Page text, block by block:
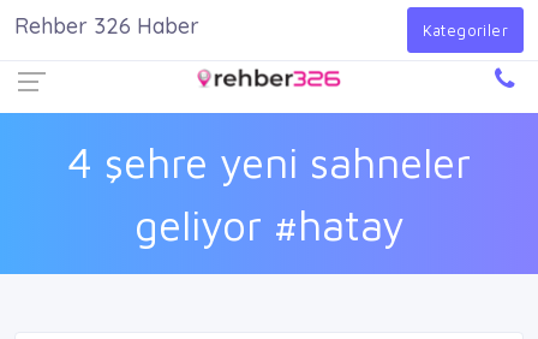
Giriş Yap
4 şehre yeni sahneler
geliyor #hatay
Rehber 326 Haber Kategoriler